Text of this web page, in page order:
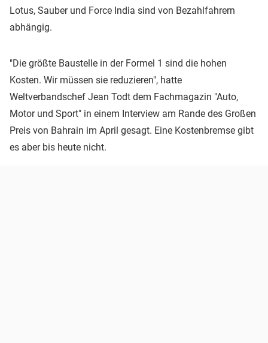
Lotus, Sauber und Force India sind von Bezahlfahrern
abhängig.
"Die größte Baustelle in der Formel 1 sind die hohen
Kosten. Wir müssen sie reduzieren", hatte
Weltverbandschef Jean Todt dem Fachmagazin "Auto,
Motor und Sport" in einem Interview am Rande des Großen
Preis von Bahrain im April gesagt. Eine Kostenbremse gibt
es aber bis heute nicht.